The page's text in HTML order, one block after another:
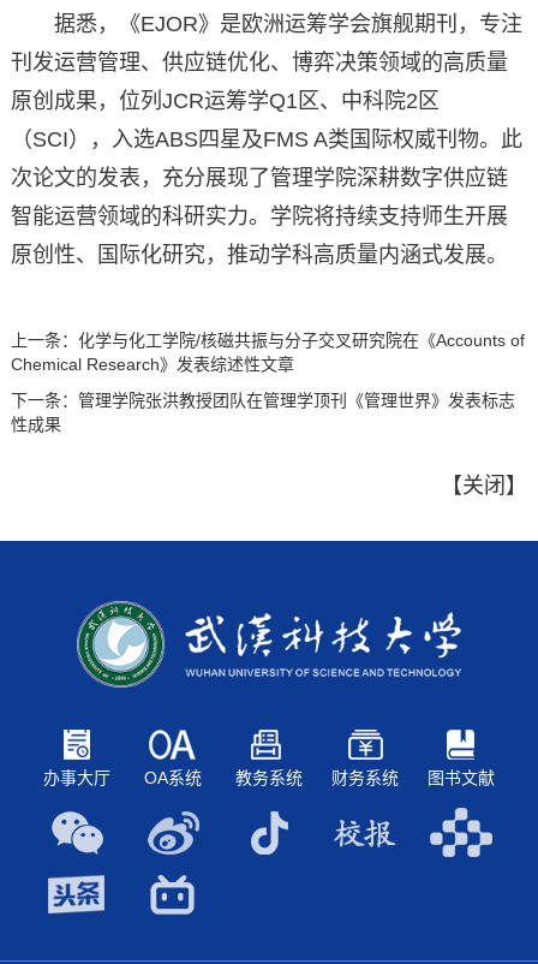
据悉，《EJOR》是欧洲运筹学会旗舰期刊，专注
刊发运营管理、供应链优化、博弈决策领域的高质量
原创成果，位列JCR运筹学Q1区、中科院2区
（SCI），入选ABS四星及FMS A类国际权威刊物。此
次论文的发表，充分展现了管理学院深耕数字供应链
智能运营领域的科研实力。学院将持续支持师生开展
原创性、国际化研究，推动学科高质量内涵式发展。
上一条： 化学与化工学院/核磁共振与分子交叉研究院在《Accounts of
Chemical Research》发表综述性文章
下一条： 管理学院张洪教授团队在管理学顶刊《管理世界》发表标志
性成果
【关闭 】
办事大厅 OA系统 教务系统 财务系统 图书文献